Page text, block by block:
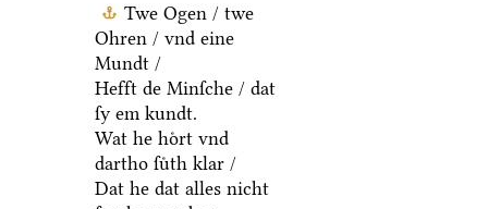
Twe Ogen / twe
Ohren / vnd eine
Mundt /
Hefft de Minſche / dat
ſy em kundt.
Wat he hoͤrt vnd
dartho ſuͤth klar /
Dat he dat alles nicht